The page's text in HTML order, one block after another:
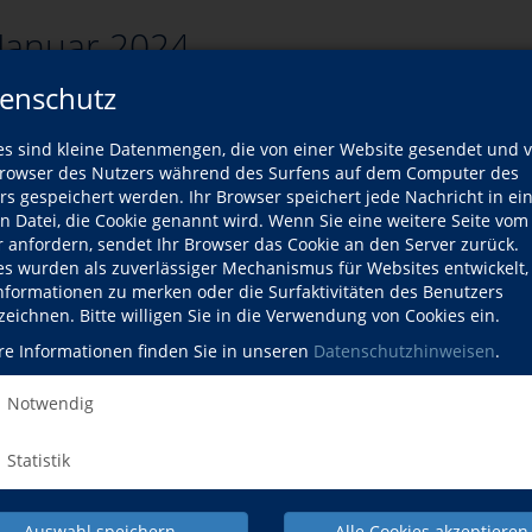
sind kleine Datenmengen, die von einer Website gesendet und
des Nutzers während des Surfens auf dem Computer des
gespeichert werden. Ihr Browser speichert jede Nachricht in
Datei, die Cookie genannt wird. Wenn Sie eine weitere Seite vom
anfordern, sendet Ihr Browser das Cookie an den Server zurück.
wurden als zuverlässiger Mechanismus für Websites
zu merken oder die Surfaktivitäten des Benutzers
Bitte willigen Sie in die Verwendung von Cookies ein.
Informationen finden Sie in unseren Datenschutzhinweisen.
Notwendig
Statistik
2024
zurück
Kurse